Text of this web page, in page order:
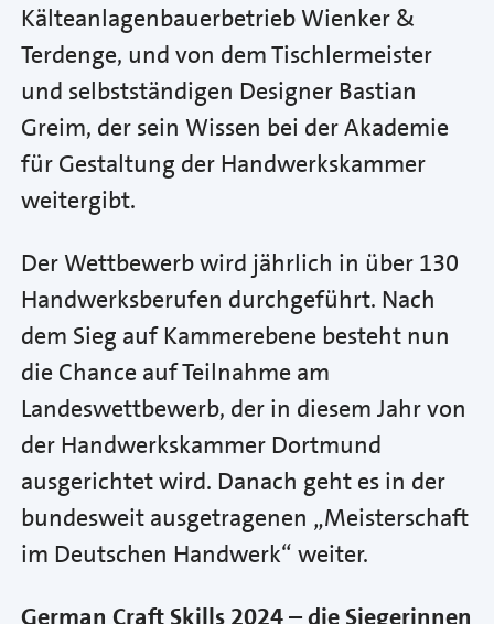
Kälteanlagenbauerbetrieb Wienker &
Terdenge, und von dem Tischlermeister
und selbstständigen Designer Bastian
Greim, der sein Wissen bei der Akademie
für Gestaltung der Handwerkskammer
weitergibt.
Der Wettbewerb wird jährlich in über 130
Handwerksberufen durchgeführt. Nach
dem Sieg auf Kammerebene besteht nun
die Chance auf Teilnahme am
Landeswettbewerb, der in diesem Jahr von
der Handwerkskammer Dortmund
ausgerichtet wird. Danach geht es in der
bundesweit ausgetragenen „Meisterschaft
im Deutschen Handwerk“ weiter.
German Craft Skills 2024 – die Siegerinnen